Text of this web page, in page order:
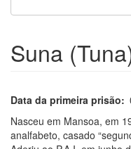
Suna
Data da primeira prisão
Nasceu em Mansoa, em
analfabeto, casado